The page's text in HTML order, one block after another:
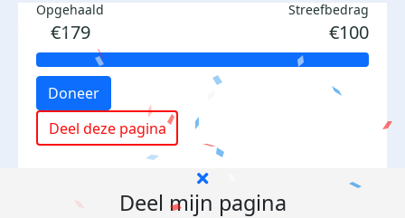
Opgehaald
€179
Streefbedrag
€100
Doneer
Deel deze pagina
Deel mijn pagina